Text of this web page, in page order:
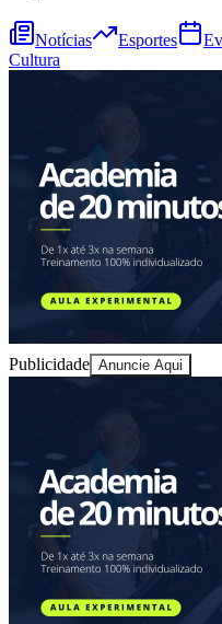
Juventude
Notícias Esportes
Cultura
Publicidade Anuncie Aqui